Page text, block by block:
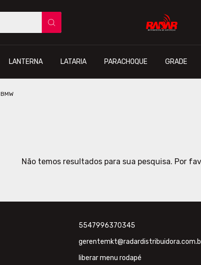
LANTERNA LATARIA PARACHOQUE GRADE
BMW
Não temos resultados para sua pesquisa. Por
5547996370345
liberar menu rodapé